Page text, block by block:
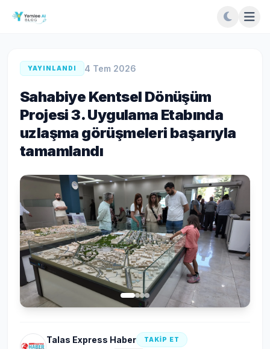
YAYINLANDI 4 Tem 2026
Sahabiye Kentsel Dönüşüm
Projesi 3. Uygulama Etabında
uzlaşma görüşmeleri başarıyla
tamamlandı
Talas Express Haber TAKİP ET